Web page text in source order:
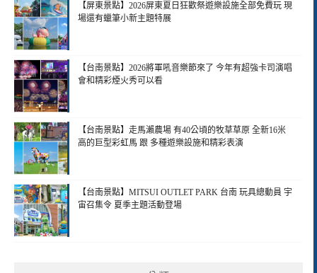
【屏東景點】2026屏東夏日狂歡祭遊樂設施全部免費玩 現
場還有蠟筆小新主題特展
【台南景點】2026將軍吼音樂節來了 今年有超強卡司演唱
會和精彩煙火秀可以看
【台南景點】走馬瀨農場 有40公頃的牧草草原 全新16米
高的巨型彩虹馬 跟 多種遊樂設施和精彩表演
【台南景點】MITSUI OUTLET PARK 台南 玩具總動員 宇
宙召集令 夏季主題活動登場